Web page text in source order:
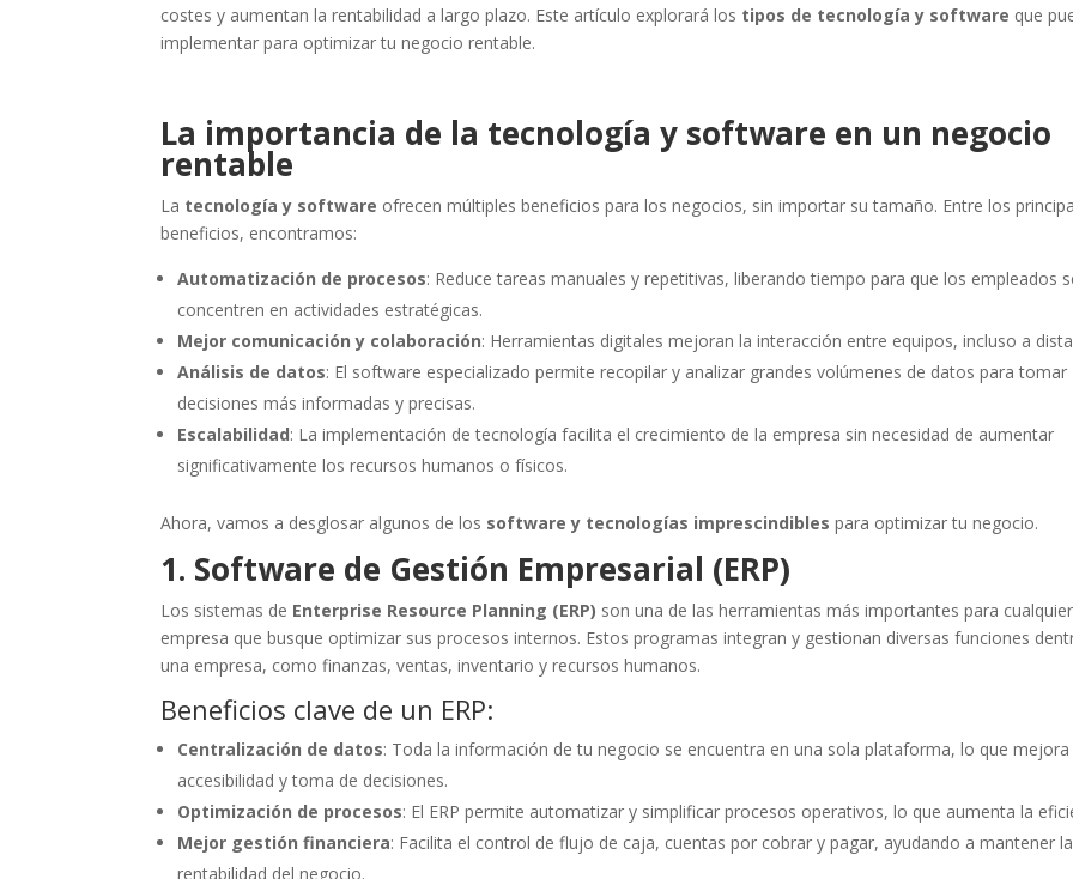
costes y aumentan la rentabilidad a largo plazo. Este artículo explorará los tipos de tecnología y software que
implementar para optimizar tu negocio rentable.
La importancia de la tecnología y software en un negocio
rentable
La tecnología y software ofrecen múltiples beneficios para los negocios, sin importar su tamaño. Entre los
beneficios, encontramos:
Automatización de procesos: Reduce tareas manuales y repetitivas, liberando tiempo para que los empleados
concentren en actividades estratégicas.
Mejor comunicación y colaboración: Herramientas digitales mejoran la interacción entre equipos, incluso a
Análisis de datos: El software especializado permite recopilar y analizar grandes volúmenes de datos para tomar
decisiones más informadas y precisas.
Escalabilidad: La implementación de tecnología facilita el crecimiento de la empresa sin necesidad de aumentar
significativamente los recursos humanos o físicos.
Ahora, vamos a desglosar algunos de los software y tecnologías imprescindibles para optimizar tu negocio.
1. Software de Gestión Empresarial (ERP)
Los sistemas de Enterprise Resource Planning (ERP) son una de las herramientas más importantes para cualquier
empresa que busque optimizar sus procesos internos. Estos programas integran y gestionan diversas funciones
una empresa, como finanzas, ventas, inventario y recursos humanos.
Beneficios clave de un ERP:
Centralización de datos: Toda la información de tu negocio se encuentra en una sola plataforma, lo que
accesibilidad y toma de decisiones.
Optimización de procesos: El ERP permite automatizar y simplificar procesos operativos, lo que aumenta la
Mejor gestión financiera: Facilita el control de flujo de caja, cuentas por cobrar y pagar, ayudando a mantener la
rentabilidad del negocio.